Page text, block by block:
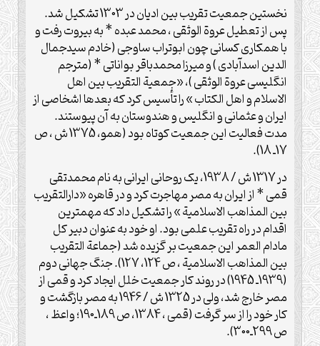
نخستین جمعیت تقریب بین ادیان در 1303 تشکیل شد.
پس از تعطیل عروة الوثقی ، محمد عبده * به بیروت رفت و
با همکاری کسانی چون ابوتراب ساوجی (خادم سیدجمال
الدین اسدآبادی ) و میرزا محمدباقر بواناتی * (مترجم
انگلیسی عروة الوثقی )، «جمعیة التقریب بین اهل
الاسلام و اهل الکتاب » را تأسیس کرد که بعدها اشخاصی از
ایران و عثمانی و انگلیس و هندوستان به آن پیوستند.
مدت فعالیت این جمعیت کوتاه بود (همو، 1375 ش ، ص
17ـ 18).
در 1317 ش / 1938، یک روحانی ایرانی به نام محمدتقی
قمی * از ایران به مصر مهاجرت کرد و در قاهره «دارالتقریب
بین المذاهب الاسلامیة » را تشکیل داد که مهمترین
اقدام در راه تقریب علمی بود. او خود به عنوان دبیر کل
مادام العمر این جمعیت بر گزیده شد (جماعة التقریب
بین المذاهب الاسلامیة ، ص 124، 127). جنگ جهانی دوم
(1939ـ 1945) در روند کار جمعیت خلل ایجاد کرد و قمی از
مصر خارج شد، ولی در 1325 ش / 1946 به مصر بازگشت و
کار خود را از سر گرفت (قمی ، 1384، ص 189ـ190؛ واعظ ،
ص 299ـ300).